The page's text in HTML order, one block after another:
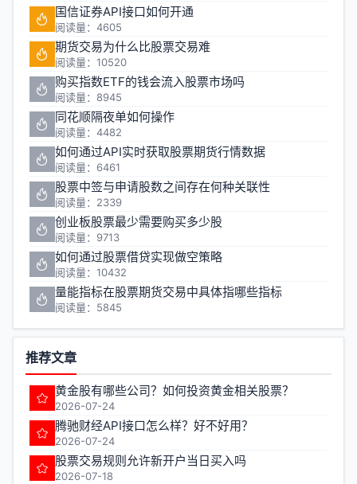
国信证券API接口如何开通
阅读量：4605
期货交易为什么比股票交易难
阅读量：10520
购买指数ETF的钱会流入股票市场吗
阅读量：8945
同花顺隔夜单如何操作
阅读量：4482
如何通过API实时获取股票期货行情数据
阅读量：6461
股票中签与申请股数之间存在何种关联性
阅读量：2339
创业板股票最少需要购买多少股
阅读量：9713
如何通过股票借贷实现做空策略
阅读量：10432
量能指标在股票期货交易中具体指哪些指标
阅读量：5845
推荐文章
黄金股有哪些公司？如何投资黄金相关股票？
2026-07-24
腾驰财经API接口怎么样？好不好用？
2026-07-24
股票交易规则允许新开户当日买入吗
2026-07-18